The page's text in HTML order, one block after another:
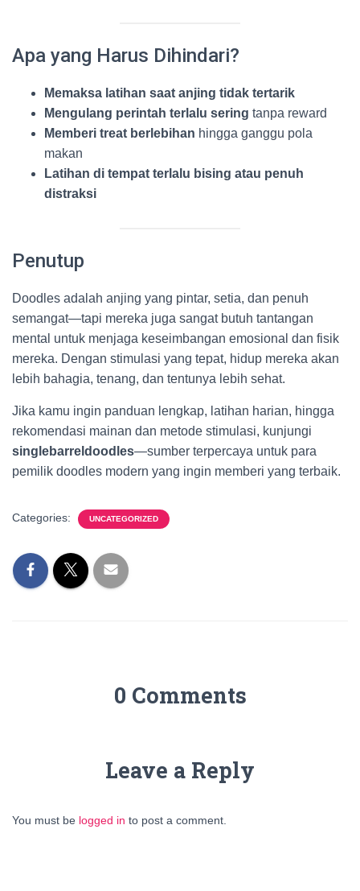
Apa yang Harus Dihindari?
Memaksa latihan saat anjing tidak tertarik
Mengulang perintah terlalu sering tanpa reward
Memberi treat berlebihan hingga ganggu pola
makan
Latihan di tempat terlalu bising atau penuh
distraksi
Penutup
Doodles adalah anjing yang pintar, setia, dan penuh
semangat—tapi mereka juga sangat butuh tantangan
mental untuk menjaga keseimbangan emosional dan fisik
mereka. Dengan stimulasi yang tepat, hidup mereka akan
lebih bahagia, tenang, dan tentunya lebih sehat.
Jika kamu ingin panduan lengkap, latihan harian, hingga
rekomendasi mainan dan metode stimulasi, kunjungi
singlebarreldoodles—sumber terpercaya untuk para
pemilik doodles modern yang ingin memberi yang terbaik.
Categories: UNCATEGORIZED
0 Comments
Leave a Reply
You must be logged in to post a comment.